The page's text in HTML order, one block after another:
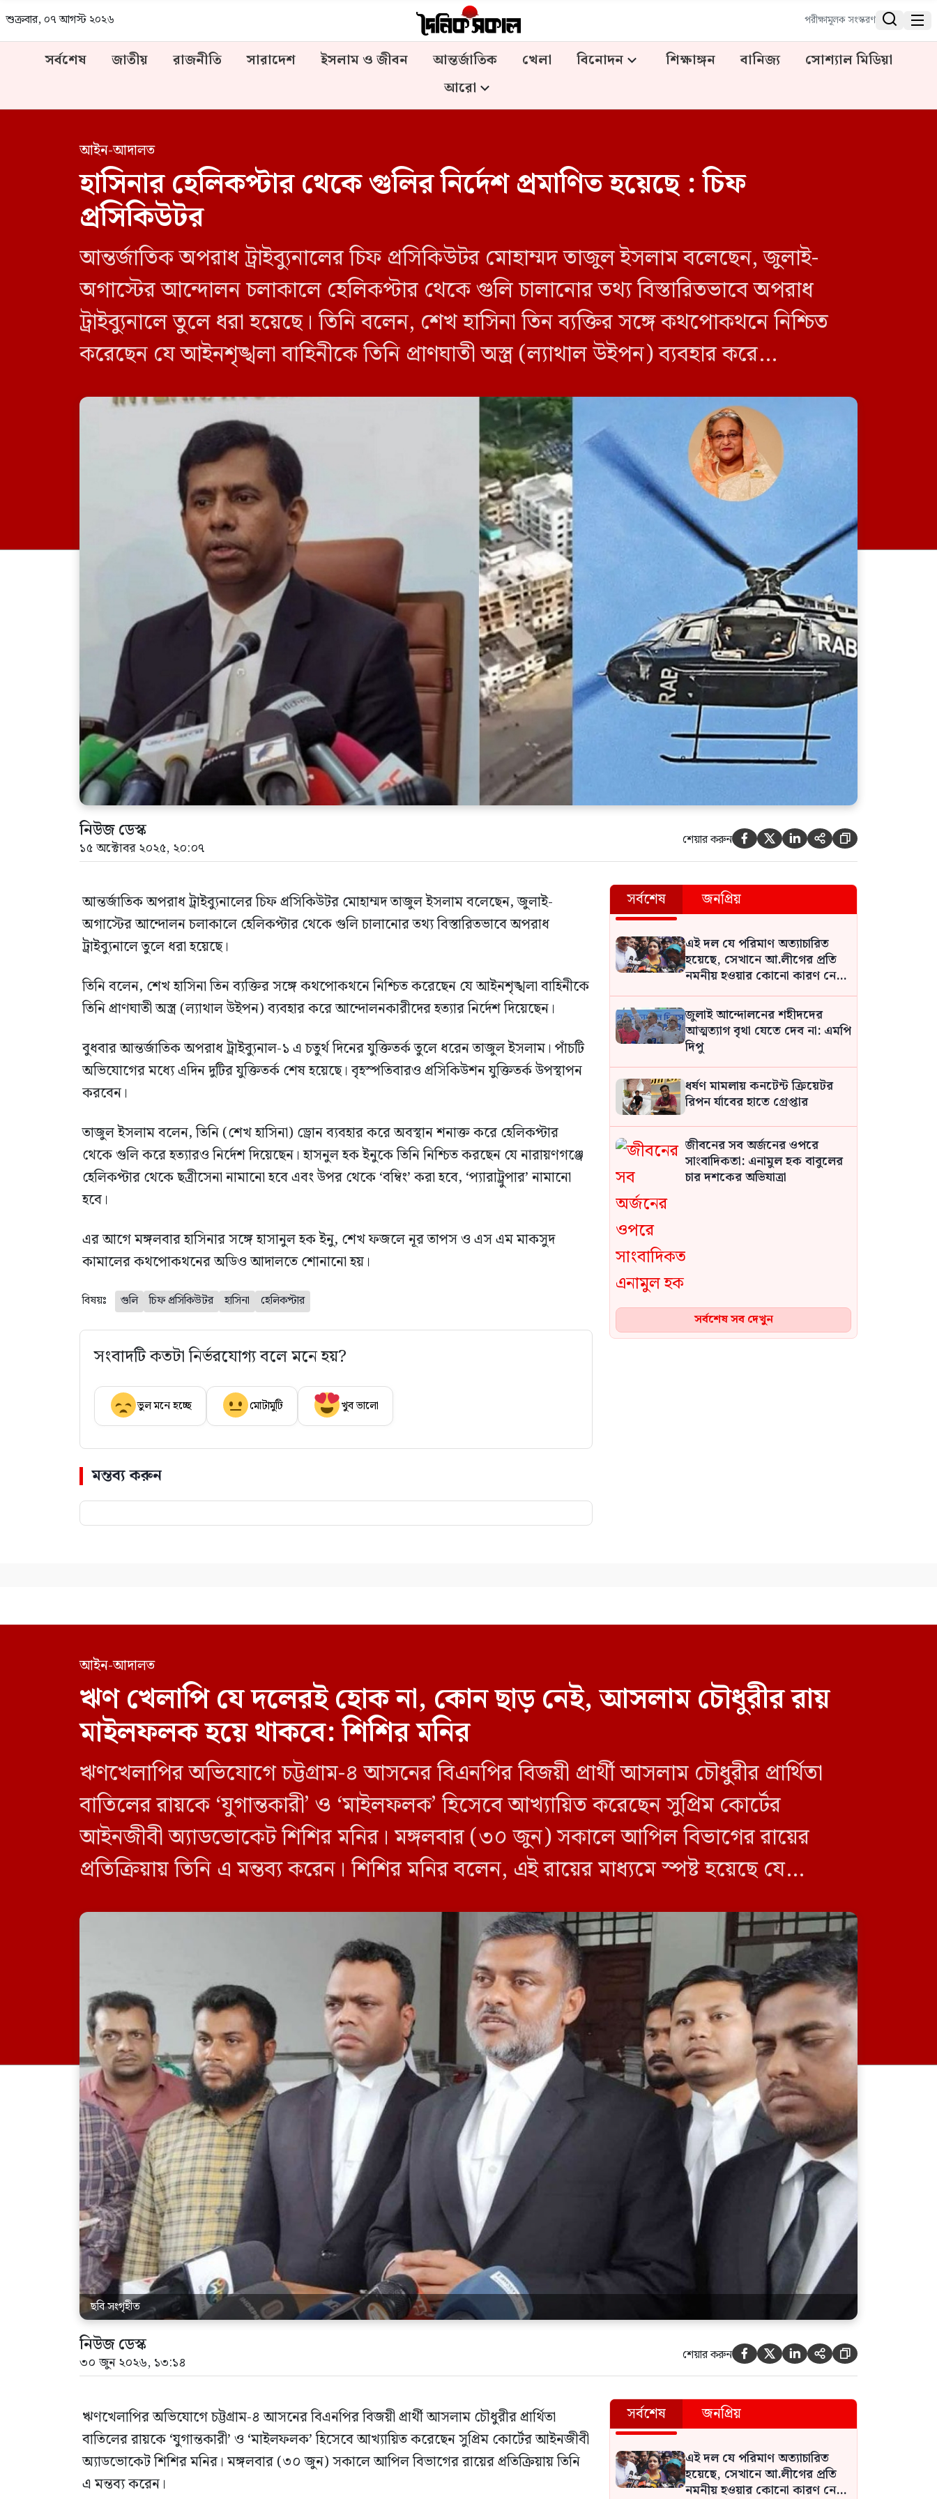
শুক্রবার, ০৭ আগস্ট ২০২৬ পরীক্ষামূলক সংস্করণ  
সর্বশেষ জাতীয় রাজনীতি সারাদেশ ইসলাম ও জীবন আন্তর্জাতিক খেলা বিনোদন শিক্ষাঙ্গন বানিজ্য
সোশ্যাল মিডিয়া
আরো
আইন-আদালত
হাসিনার হেলিকপ্টার থেকে গুলির নির্দেশ প্রমাণিত হয়েছে : চিফ
প্রসিকিউটর
আন্তর্জাতিক অপরাধ ট্রাইব্যুনালের চিফ প্রসিকিউটর মোহাম্মদ তাজুল ইসলাম বলেছেন, জুলাই-
অগাস্টের আন্দোলন চলাকালে হেলিকপ্টার থেকে গুলি চালানোর তথ্য বিস্তারিতভাবে অপরাধ
ট্রাইব্যুনালে তুলে ধরা হয়েছে। তিনি বলেন, শেখ হাসিনা তিন ব্যক্তির সঙ্গে কথপোকথনে নিশ্চিত
করেছেন যে আইনশৃঙ্খলা বাহিনীকে তিনি প্রাণঘাতী অস্ত্র (ল্যাথাল উইপন) ব্যবহার করে
দিনের যুক্তিতর্ক […]
নিউজ ডেস্ক
১৫ অক্টোবর ২০২৫, ২০:০৭ শেয়ার করুন     
আন্তর্জাতিক অপরাধ ট্রাইব্যুনালের চিফ প্রসিকিউটর মোহাম্মদ তাজুল ইসলাম বলেছেন, জুলাই-
অগাস্টের আন্দোলন চলাকালে হেলিকপ্টার থেকে গুলি চালানোর তথ্য বিস্তারিতভাবে অপরাধ
ট্রাইব্যুনালে তুলে ধরা হয়েছে।
তিনি বলেন, শেখ হাসিনা তিন ব্যক্তির সঙ্গে কথপোকথনে নিশ্চিত করেছেন যে আইনশৃঙ্খলা বাহিনীকে
তিনি প্রাণঘাতী অস্ত্র (ল্যাথাল উইপন) ব্যবহার করে আন্দোলনকারীদের হত্যার নির্দেশ দিয়েছেন।
বুধবার আন্তর্জাতিক অপরাধ ট্রাইব্যুনাল-১ এ চতুর্থ দিনের যুক্তিতর্ক তুলে ধরেন তাজুল ইসলাম। পাঁচটি
অভিযোগের মধ্যে এদিন দুটির যুক্তিতর্ক শেষ হয়েছে। বৃহস্পতিবারও প্রসিকিউশন যুক্তিতর্ক উপস্থাপন
করবেন।
তাজুল ইসলাম বলেন, তিনি (শেখ হাসিনা) ড্রোন ব্যবহার করে অবস্থান শনাক্ত করে হেলিকপ্টার
থেকে গুলি করে হত্যারও নির্দেশ দিয়েছেন। হাসনুল হক ইনুকে তিনি নিশ্চিত করছেন যে নারায়ণগঞ্জে
হেলিকপ্টার থেকে ছত্রীসেনা নামানো হবে এবং উপর থেকে ‘বম্বিং’ করা হবে, ‘প্যারাট্রুপার’ নামানো
হবে।
এর আগে মঙ্গলবার হাসিনার সঙ্গে হাসানুল হক ইনু, শেখ ফজলে নূর তাপস ও এস এম মাকসুদ
কামালের কথপোকথনের অডিও আদালতে শোনানো হয়।
বিষয়ঃ গুলি চিফ প্রসিকিউটর হাসিনা হেলিকপ্টার
সংবাদটি কতটা নির্ভরযোগ্য বলে মনে হয়?
ভুল মনে হচ্ছে মোটামুটি খুব ভালো
মন্তব্য করুন
সর্বশেষ জনপ্রিয়
এই দল যে পরিমাণ অত্যাচারিত
হয়েছে, সেখানে আ.লীগের প্রতি
নমনীয় হওয়ার কোনো কারণ নেই:
সমাজকল্যাণ প্রতিমন্ত্রী
জুলাই আন্দোলনের শহীদদের
আত্মত্যাগ বৃথা যেতে দেব না: এমপি
দিপু
ধর্ষণ মামলায় কনটেন্ট ক্রিয়েটর
রিপন র্যাবের হাতে গ্রেপ্তার
জীবনের সব অর্জনের ওপরে
সাংবাদিকতা: এনামুল হক বাবুলের
চার দশকের অভিযাত্রা
হাসপাতালে শুভেন্দু
‘সরকার পতনের দাবি ছাত্রনেতাদের
কাছ থেকেই এসেছিল’: রাশেদ খাঁন
‘ছয় মাসে অনেক খেয়েছেন লজ্জা
থাকা উচিত, যাদের রক্তে সুযোগ
পেয়েছেন, তাদেরই ভুলে গেছেন’:
বিএনপির এমপি
দুর্নীতি কমাতে মন্ত্রীদের বেতন
লাখ: নুরুল হক নুর
সর্বশেষ সব দেখুন
আইন-আদালত
ঋণ খেলাপি যে দলেরই হোক না, কোন ছাড় নেই, আসলাম চৌধুরীর রায়
মাইলফলক হয়ে থাকবে: শিশির মনির
ঋণখেলাপির অভিযোগে চট্টগ্রাম-৪ আসনের বিএনপির বিজয়ী প্রার্থী আসলাম চৌধুরীর প্রার্থিতা
বাতিলের রায়কে ‘যুগান্তকারী’ ও ‘মাইলফলক’ হিসেবে আখ্যায়িত করেছেন সুপ্রিম কোর্টের
আইনজীবী অ্যাডভোকেট শিশির মনির। মঙ্গলবার (৩০ জুন) সকালে আপিল বিভাগের রায়ের
প্রতিক্রিয়ায় তিনি এ মন্তব্য করেন। শিশির মনির বলেন, এই রায়ের মাধ্যমে স্পষ্ট হয়েছে যে
ছবি সংগৃহীত
নিউজ ডেস্ক
৩০ জুন ২০২৬, ১৩:১৪ শেয়ার করুন     
ঋণখেলাপির অভিযোগে চট্টগ্রাম-৪ আসনের বিএনপির বিজয়ী প্রার্থী আসলাম চৌধুরীর প্রার্থিতা
বাতিলের রায়কে ‘যুগান্তকারী’ ও ‘মাইলফলক’ হিসেবে আখ্যায়িত করেছেন সুপ্রিম কোর্টের আইনজীবী
অ্যাডভোকেট শিশির মনির। মঙ্গলবার (৩০ জুন) সকালে আপিল বিভাগের রায়ের প্রতিক্রিয়ায় তিনি
এ মন্তব্য করেন।
সর্বশেষ জনপ্রিয়
এই দল যে পরিমাণ অত্যাচারিত
হয়েছে, সেখানে আ.লীগের প্রতি
নমনীয় হওয়ার কোনো কারণ নেই: